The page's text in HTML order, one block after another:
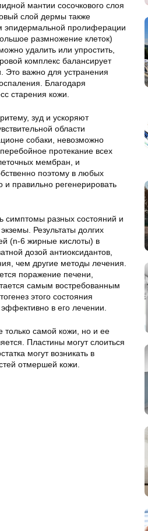
мантии сосочкового слоя
слой дермы также
эпидермальной пролиферации
размножение клеток)
удалить или упростить,
комплекс балансирует
Это важно для устранения
Благодаря
старения кожи.
зуд и ускоряют
области
собаки, невозможно
протекание всех
мембран, и
поэтому в любых
и правильно регенерировать
симптомы разных состояний и
Результаты долгих
(n-6 жирные кислоты) в
дозой антиоксидантов,
чем другие методы лечения.
поражение печени,
самым востребованным
этого состояния
в его лечении.
самой кожи, но и ее
Пластины могут слоиться
могут возникать в
отмершей кожи.